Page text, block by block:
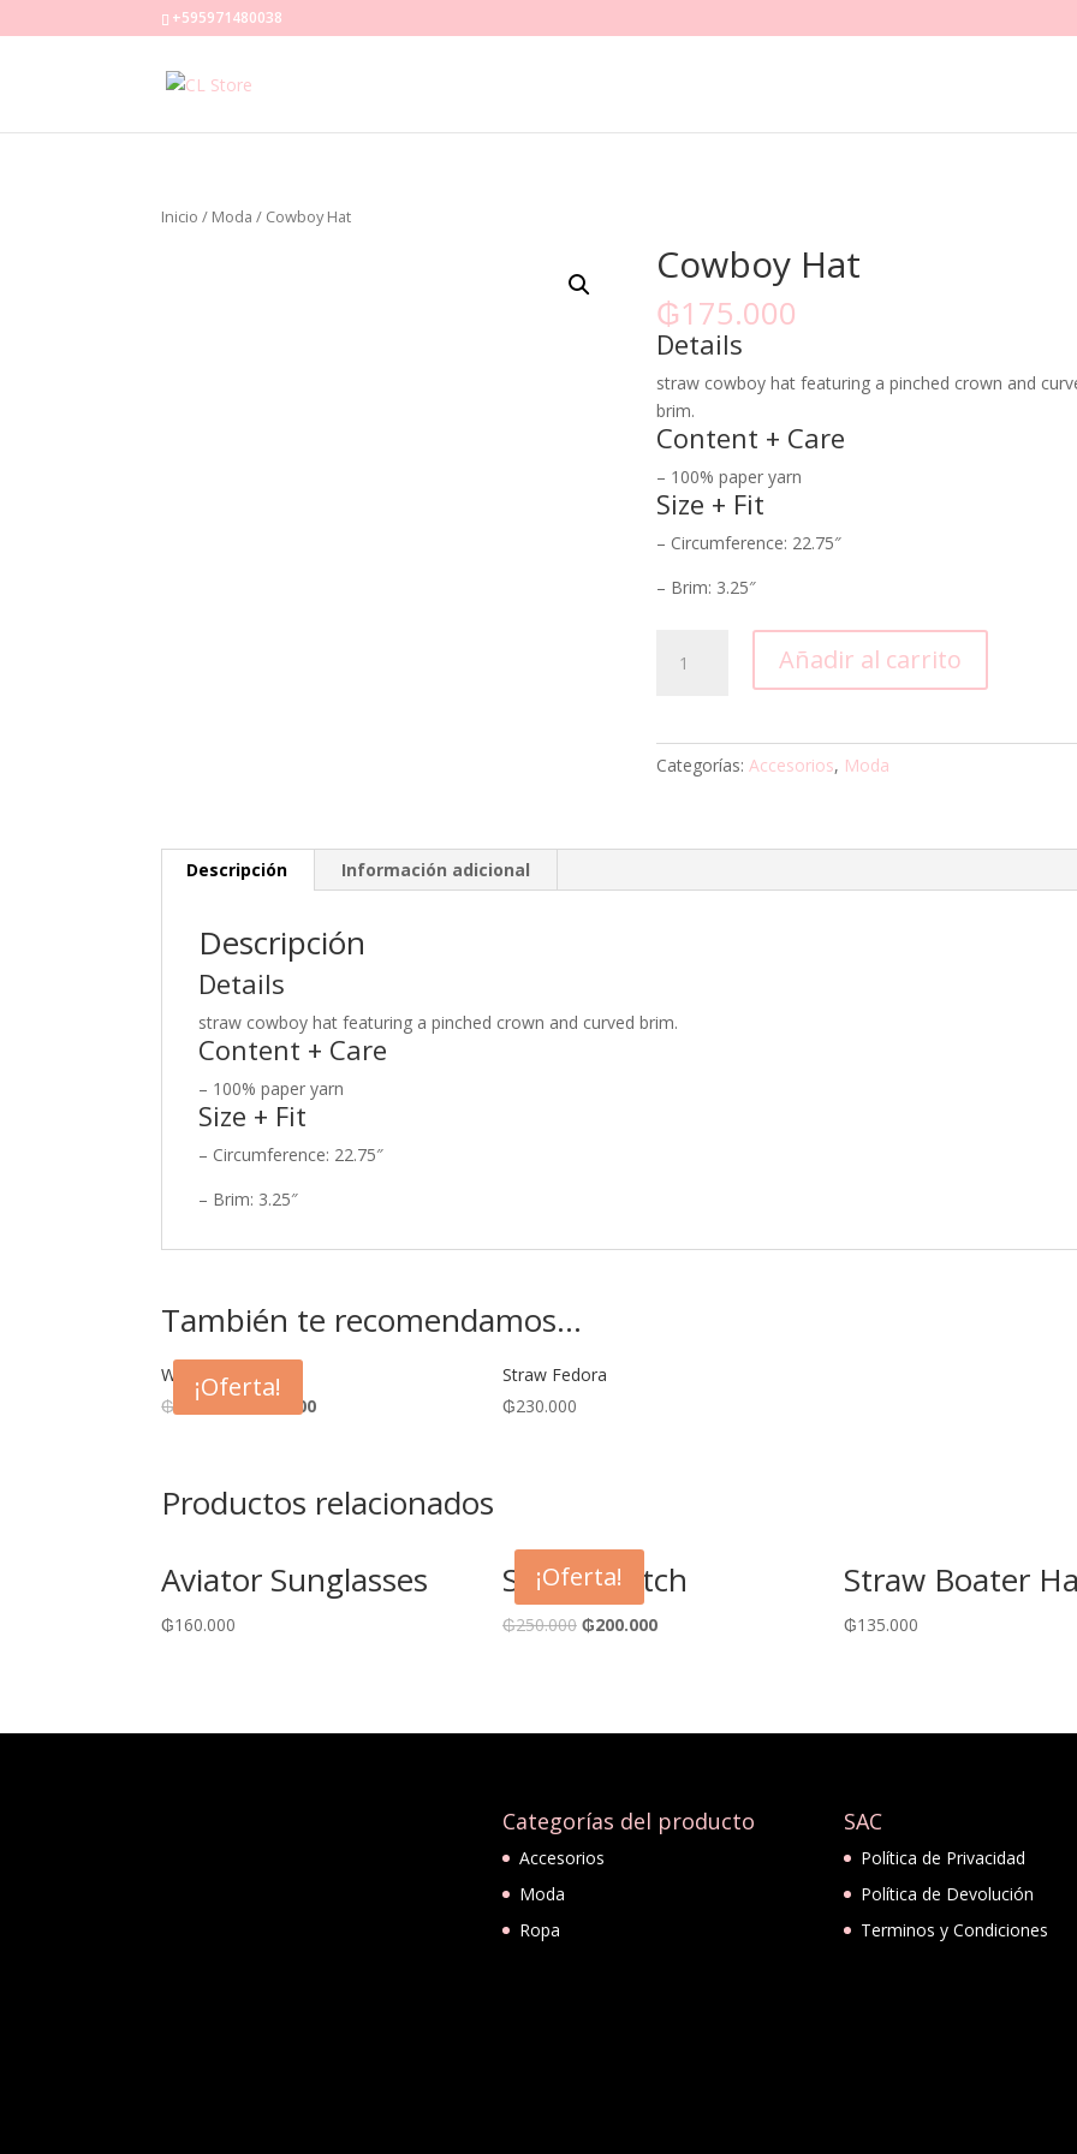
+595971480038
Inicio / Moda / Cowboy Hat
Cowboy Hat
₲175.000
Details
straw cowboy hat featuring a pinched crown and
brim.
Content + Care
– 100% paper yarn
Size + Fit
– Circumference: 22.75″
– Brim: 3.25″
Añadir al carrito
Categorías:Accesorios, Moda
Descripción Información adicional
Descripción
Details
straw cowboy hat featuring a pinched crown and curved brim.
Content + Care
– 100% paper yarn
Size + Fit
– Circumference: 22.75″
– Brim: 3.25″
También te recomendamos…
¡Oferta!
White Hat
₲ 180.000 110.000
Straw Fedora
₲230.000
Productos relacionados
Aviator Sunglasses
₲160.000
¡Oferta!
Stripe Clutch
₲250.000 ₲200.000
Straw Boater
₲135.000
Categorías del producto
Accesorios
Moda
Ropa
SAC
Política de Privacidad
Política de Devolución
Terminos y Condiciones